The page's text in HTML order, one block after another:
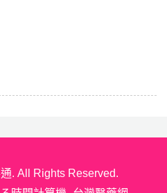
. All Rights Reserved.